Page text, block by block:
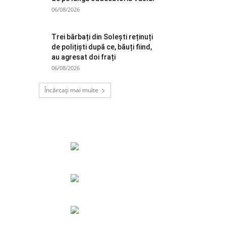
06/08/2026
Trei bărbați din Solești reținuți
de polițiști după ce, băuți fiind,
au agresat doi frați
06/08/2026
Încărcați mai multe